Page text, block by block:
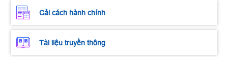
Cải cách hành chính
Tài liệu truyền thông